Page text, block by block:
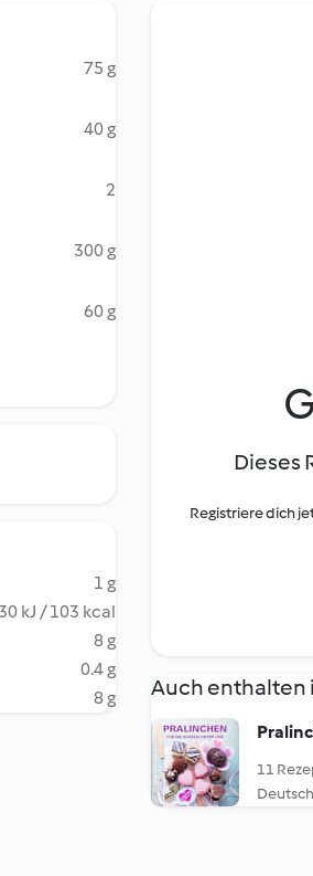
75 g
40 g
2
300 g
60 g
1 g
kJ / 103 kcal
8 g
0.4 g
8 g
Dieses
Registriere dich
Auch enthalten
11